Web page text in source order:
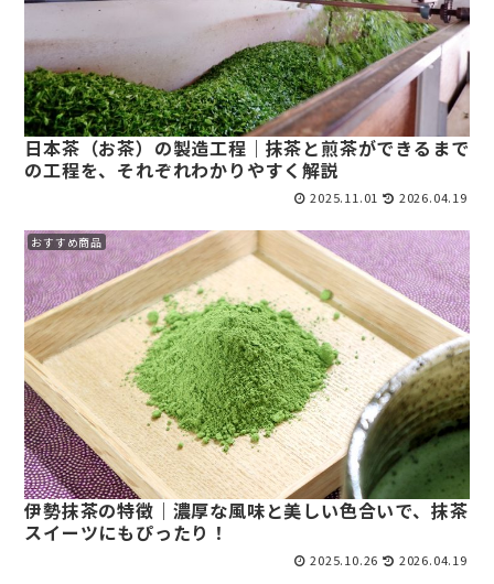
日本茶（お茶）の製造工程｜抹茶と煎茶ができるまで
の工程を、それぞれわかりやすく解説
2025.11.01 2026.04.19
おすすめ商品
伊勢抹茶の特徴｜濃厚な風味と美しい色合いで、抹茶
スイーツにもぴったり！
2025.10.26 2026.04.19